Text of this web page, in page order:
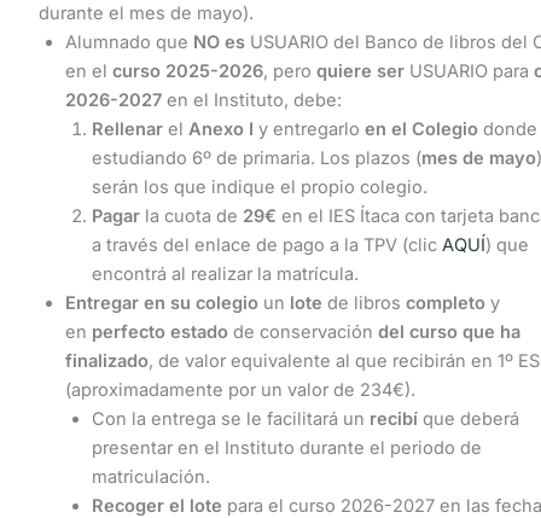
durante el mes de mayo).
Alumnado que NO es USUARIO del Banco de libros del
en el curso 2025-2026, pero quiere serUSUARIO para
2026-2027en el Instituto, debe:
Rellenarel Anexo I y entregarlo en el Colegio donde
estudiando 6º de primaria. Los plazos (mes de mayo)
serán los que indique el propio colegio.
Pagarla cuota de 29€ en el IES Ítaca con tarjeta
a través del enlace de pago a la TPV (clic AQUÍ) que
encontrá al realizar la matrícula.
Entregar en su colegio un lote de libros completo y
en perfecto estadode conservación del curso que ha
finalizado, de valor equivalente al que recibirán en 1º
(aproximadamente por un valor de 234€).
Con la entrega se le facilitará un recibí que deberá
presentar en el Instituto durante el periodo de
matriculación.
Recogerel lote para el curso 2026-2027 en las